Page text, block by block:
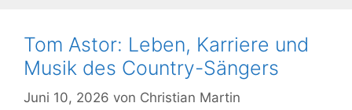
Tom Astor: Leben, Karriere und
Musik des Country-Sängers
Juni 10, 2026 von Christian Martin